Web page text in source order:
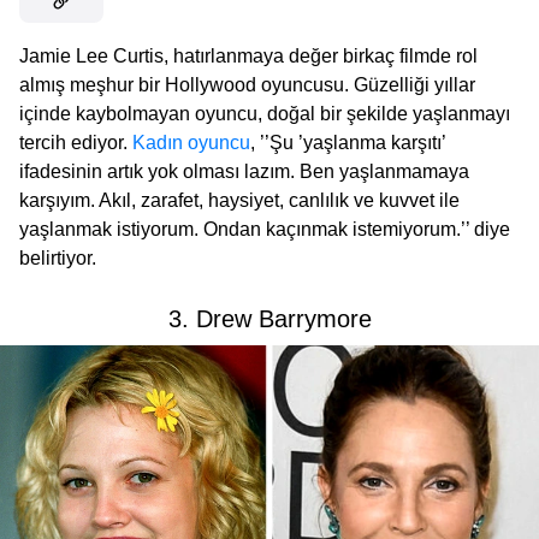
Jamie Lee Curtis, hatırlanmaya değer birkaç filmde rol
almış meşhur bir Hollywood oyuncusu. Güzelliği yıllar
içinde kaybolmayan oyuncu, doğal bir şekilde yaşlanmayı
tercih ediyor. Kadın oyuncu, ’’Şu ’yaşlanma karşıtı’
ifadesinin artık yok olması lazım. Ben yaşlanmamaya
karşıyım. Akıl, zarafet, haysiyet, canlılık ve kuvvet ile
yaşlanmak istiyorum. Ondan kaçınmak istemiyorum.’’ diye
belirtiyor.
3. Drew Barrymore